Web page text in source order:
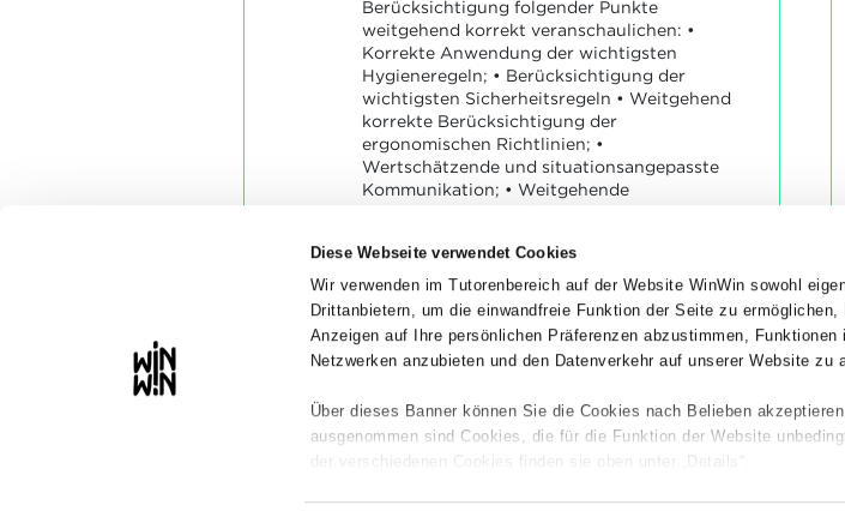
Diese Webseite verwendet Cookies
Wir verwenden im Tutorenbereich auf der Website WinWin sowohl
Drittanbietern, um die einwandfreie Funktion der Seite zu
Anzeigen auf Ihre persönlichen Präferenzen abzustimmen,
Netzwerken anzubieten und den Datenverkehr auf unserer Website zu
Über dieses Banner können Sie die Cookies nach Belieben
ausgenommen sind Cookies, die für die Funktion der Website
Berücksichtigung folgender Punkte
weitgehend korrekt veranschaulichen: •
Korrekte Anwendung der wichtigsten
Hygieneregeln; • Berücksichtigung der
wichtigsten Sicherheitsregeln • Weitgehend
korrekte Berücksichtigung der
ergonomischen Richtlinien; •
Wertschätzende und situationsangepasste
Kommunikation; • Weitgehende
Adressaten; • Weitgehend logisches und
chronologisches Vorgehen • Ordentlicher
und sauberer Arbeitsplatz • Vorgegebener
Zeitrahmen wird weitgehend eingehalten